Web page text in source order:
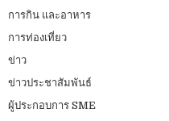
การกิน และอาหาร
การท่องเที่ยว
ข่าว
ข่าวประชาสัมพันธ์
ผู้ประกอบการ SME